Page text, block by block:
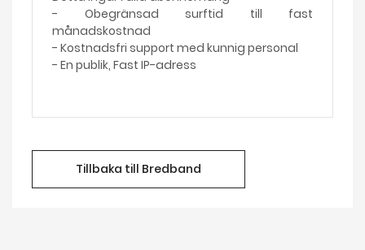
- Obegränsad surftid till fast
månadskostnad
- Kostnadsfri support med kunnig personal
- En publik, Fast IP-adress
Tillbaka till Bredband